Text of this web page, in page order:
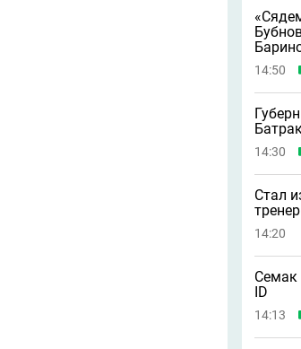
14:50
14:30
Стал
14:20
Семак
ID
14:13